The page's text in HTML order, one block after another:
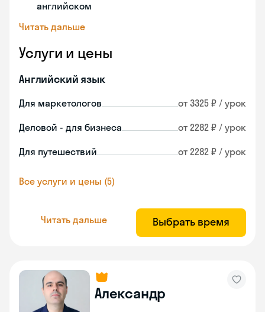
английском
Читать дальше
Услуги и цены
Английский язык
Для маркетологов от 3325 ₽ / урок
Деловой - для бизнеса от 2282 ₽ / урок
Для путешествий от 2282 ₽ / урок
Все услуги и цены (5)
Читать дальше Выбрать время
Александр